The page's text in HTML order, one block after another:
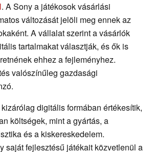
. A Sony a játékosok vásárlási
változását jelöli meg ennek az
A vállalat szerint a vásárlók
tartalmakat választják, és ők is
ehhez a fejleményhez.
valószínűleg gazdasági
digitális formában értékesítik,
költségek, mint a gyártás, a
és a kiskereskedelem.
saját fejlesztésű játékait közvetlenül a